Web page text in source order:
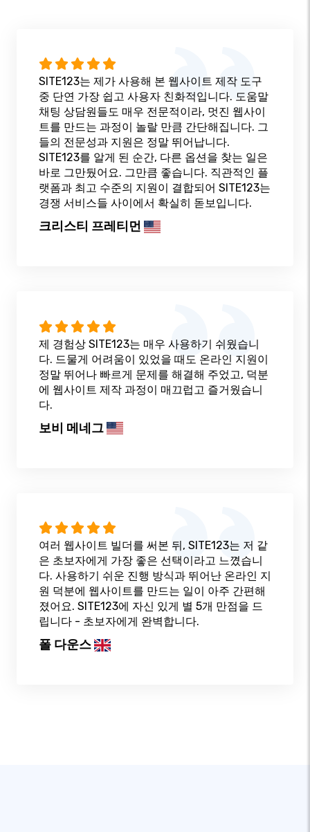
SITE123는 제가 사용해 본 웹사이트 제작 도구
중 단연 가장 쉽고 사용자 친화적입니다. 도움말
채팅 상담원들도 매우 전문적이라, 멋진 웹사이
트를 만드는 과정이 놀랄 만큼 간단해집니다. 그
들의 전문성과 지원은 정말 뛰어납니다.
SITE123를 알게 된 순간, 다른 옵션을 찾는 일은
바로 그만뒀어요. 그만큼 좋습니다. 직관적인 플
랫폼과 최고 수준의 지원이 결합되어 SITE123는
경쟁 서비스들 사이에서 확실히 돋보입니다.
크리스티 프레티먼
제 경험상 SITE123는 매우 사용하기 쉬웠습니
다. 드물게 어려움이 있었을 때도 온라인 지원이
정말 뛰어나 빠르게 문제를 해결해 주었고, 덕분
에 웹사이트 제작 과정이 매끄럽고 즐거웠습니
다.
보비 메네그
여러 웹사이트 빌더를 써본 뒤, SITE123는 저 같
은 초보자에게 가장 좋은 선택이라고 느꼈습니
다. 사용하기 쉬운 진행 방식과 뛰어난 온라인 지
원 덕분에 웹사이트를 만드는 일이 아주 간편해
졌어요. SITE123에 자신 있게 별 5개 만점을 드
립니다 - 초보자에게 완벽합니다.
폴 다운스